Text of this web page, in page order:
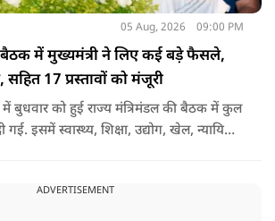
05 Aug, 2026 09:00 PM
बैठक में मुख्यमंत्री ने लिए कई बड़े फैसले,
सहित 17 प्रस्तावों को मंजूरी
में बुधवार को हुई राज्य मंत्रिमंडल की बैठक में कुल
गई. इसमें स्वास्थ्य, शिक्षा, उद्योग, खेल, न्यायिक
ADVERTISEMENT